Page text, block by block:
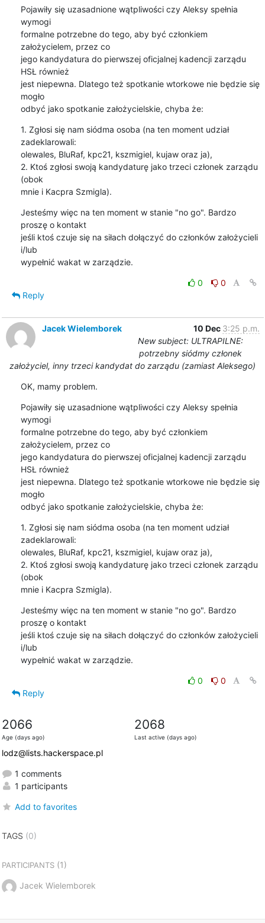
Pojawiły się uzasadnione wątpliwości czy Aleksy spełnia
wymogi
formalne potrzebne do tego, aby być członkiem
założycielem, przez co
jego kandydatura do pierwszej oficjalnej kadencji zarządu
HSŁ również
jest niepewna. Dlatego też spotkanie wtorkowe nie będzie się
mogło
odbyć jako spotkanie założycielskie, chyba że:
1. Zgłosi się nam siódma osoba (na ten moment udział
zadeklarowali:
olewales, BluRaf, kpc21, kszmigiel, kujaw oraz ja),
2. Ktoś zgłosi swoją kandydaturę jako trzeci członek zarządu
(obok
mnie i Kacpra Szmigla).
Jesteśmy więc na ten moment w stanie "no go". Bardzo
proszę o kontakt
jeśli ktoś czuje się na siłach dołączyć do członków założycieli
i/lub
wypełnić wakat w zarządzie.
0
0
Reply
Jacek Wielemborek 10 Dec 3:25 p.m.
New subject: ULTRAPILNE:
potrzebny siódmy członek
założyciel, inny trzeci kandydat do zarządu (zamiast Aleksego)
OK, mamy problem.
Pojawiły się uzasadnione wątpliwości czy Aleksy spełnia
wymogi
formalne potrzebne do tego, aby być członkiem
założycielem, przez co
jego kandydatura do pierwszej oficjalnej kadencji zarządu
HSŁ również
jest niepewna. Dlatego też spotkanie wtorkowe nie będzie się
mogło
odbyć jako spotkanie założycielskie, chyba że:
1. Zgłosi się nam siódma osoba (na ten moment udział
zadeklarowali:
olewales, BluRaf, kpc21, kszmigiel, kujaw oraz ja),
2. Ktoś zgłosi swoją kandydaturę jako trzeci członek zarządu
(obok
mnie i Kacpra Szmigla).
Jesteśmy więc na ten moment w stanie "no go". Bardzo
proszę o kontakt
jeśli ktoś czuje się na siłach dołączyć do członków założycieli
i/lub
wypełnić wakat w zarządzie.
0
0
Reply
2066
Age (days ago)
2068
Last active (days ago)
lodz@lists.hackerspace.pl
1 comments
1 participants
Add to favorites
TAGS (0)
PARTICIPANTS(1)
Jacek Wielemborek